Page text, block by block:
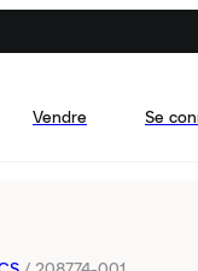
Vendre Se